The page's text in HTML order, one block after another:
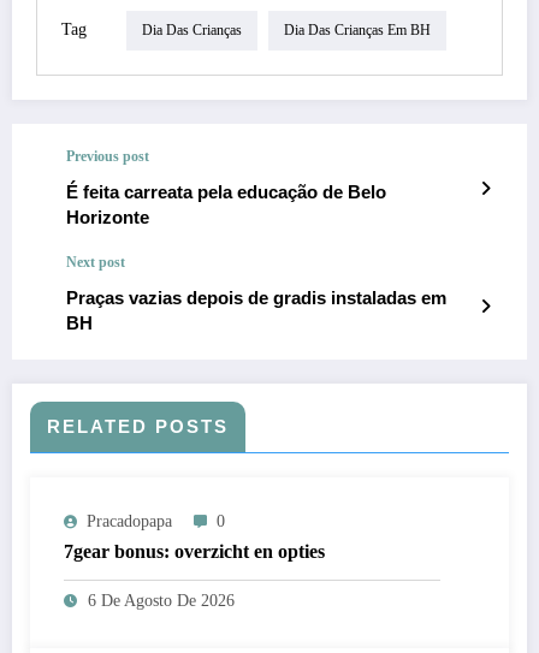
Tag Dia Das Crianças Dia Das Crianças Em BH
Previous post
É feita carreata pela educação de Belo
Horizonte
Next post
Praças vazias depois de gradis instaladas em
BH
RELATED POSTS
Pracadopapa 0
7gear bonus: overzicht en opties
6 De Agosto De 2026